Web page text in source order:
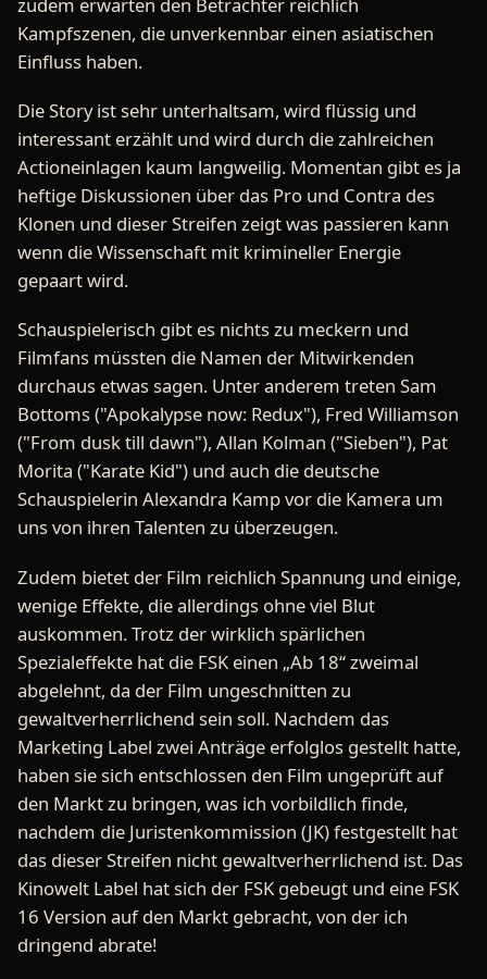
zudem erwarten den Betrachter reichlich
Kampfszenen, die unverkennbar einen asiatischen
Einfluss haben.
Die Story ist sehr unterhaltsam, wird flüssig und
interessant erzählt und wird durch die zahlreichen
Actioneinlagen kaum langweilig. Momentan gibt es ja
heftige Diskussionen über das Pro und Contra des
Klonen und dieser Streifen zeigt was passieren kann
wenn die Wissenschaft mit krimineller Energie
gepaart wird.
Schauspielerisch gibt es nichts zu meckern und
Filmfans müssten die Namen der Mitwirkenden
durchaus etwas sagen. Unter anderem treten Sam
Bottoms ("Apokalypse now: Redux"), Fred Williamson
("From dusk till dawn"), Allan Kolman ("Sieben"), Pat
Morita ("Karate Kid") und auch die deutsche
Schauspielerin Alexandra Kamp vor die Kamera um
uns von ihren Talenten zu überzeugen.
Zudem bietet der Film reichlich Spannung und einige,
wenige Effekte, die allerdings ohne viel Blut
auskommen. Trotz der wirklich spärlichen
Spezialeffekte hat die FSK einen „Ab 18“ zweimal
abgelehnt, da der Film ungeschnitten zu
gewaltverherrlichend sein soll. Nachdem das
Marketing Label zwei Anträge erfolglos gestellt hatte,
haben sie sich entschlossen den Film ungeprüft auf
den Markt zu bringen, was ich vorbildlich finde,
nachdem die Juristenkommission (JK) festgestellt hat
das dieser Streifen nicht gewaltverherrlichend ist. Das
Kinowelt Label hat sich der FSK gebeugt und eine FSK
16 Version auf den Markt gebracht, von der ich
dringend abrate!